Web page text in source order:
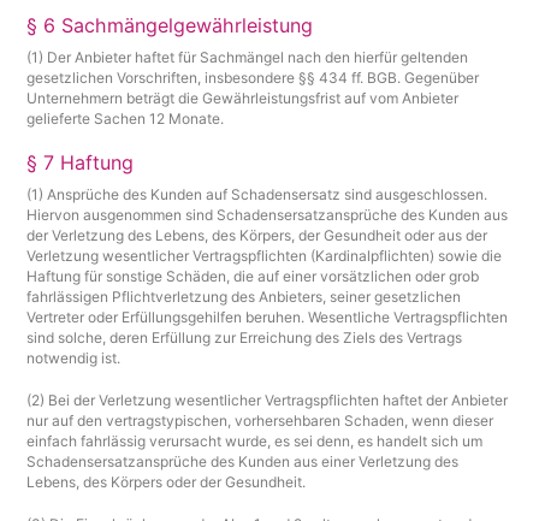
§ 6 Sachmängelgewährleistung
(1) Der Anbieter haftet für Sachmängel nach den hierfür geltenden
gesetzlichen Vorschriften, insbesondere §§ 434 ff. BGB. Gegenüber
Unternehmern beträgt die Gewährleistungsfrist auf vom Anbieter
gelieferte Sachen 12 Monate.
§ 7 Haftung
(1) Ansprüche des Kunden auf Schadensersatz sind ausgeschlossen.
Hiervon ausgenommen sind Schadensersatzansprüche des Kunden aus
der Verletzung des Lebens, des Körpers, der Gesundheit oder aus der
Verletzung wesentlicher Vertragspflichten (Kardinalpflichten) sowie die
Haftung für sonstige Schäden, die auf einer vorsätzlichen oder grob
fahrlässigen Pflichtverletzung des Anbieters, seiner gesetzlichen
Vertreter oder Erfüllungsgehilfen beruhen. Wesentliche Vertragspflichten
sind solche, deren Erfüllung zur Erreichung des Ziels des Vertrags
notwendig ist.
(2) Bei der Verletzung wesentlicher Vertragspflichten haftet der Anbieter
nur auf den vertragstypischen, vorhersehbaren Schaden, wenn dieser
einfach fahrlässig verursacht wurde, es sei denn, es handelt sich um
Schadensersatzansprüche des Kunden aus einer Verletzung des
Lebens, des Körpers oder der Gesundheit.